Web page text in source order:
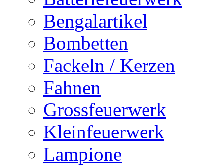
Bengalartikel
Bombetten
Fackeln / Kerzen
Fahnen
Grossfeuerwerk
Kleinfeuerwerk
Lampione